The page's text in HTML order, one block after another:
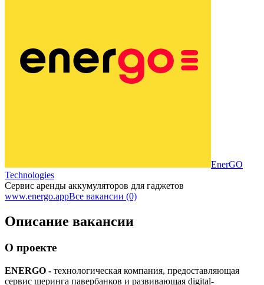
EnerGO
Technologies
Сервис аренды аккумуляторов для гаджетов
www.energo.appВсе вакансии (0)
Описание вакансии
О проекте
ENERGO - технологическая компания, предоставляющая
сервис шеринга павербанков и развивающая digital-